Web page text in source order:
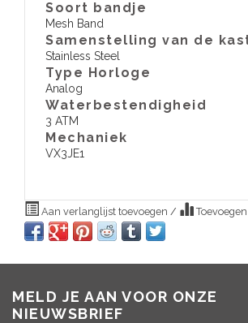
Soort bandje
Mesh Band
Samenstelling van de
Stainless Steel
Type Horloge
Analog
Waterbestendigheid
3 ATM
​Mechaniek
VX3JE1
Aan verlanglijst toevoegen /
MELD JE AAN VOOR ONZE
NIEUWSBRIEF